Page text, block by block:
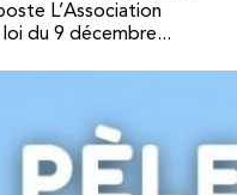
L’Association
du 9 décembre...